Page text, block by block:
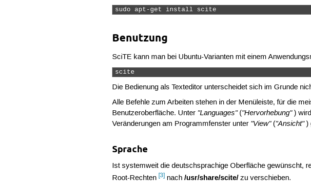
sudo apt-get install scite
Benutzung
SciTE kann man bei Ubuntu-Varianten mit einem
scite
Die Bedienung als Texteditor unterscheidet sich im Grunde
Alle Befehle zum Arbeiten stehen in der Menüleiste, für die
Benutzeroberfläche. Unter "Languages"("Hervorhebung")
Veränderungen am Programmfenster unter "View"("Ansicht")
Sprache
Ist systemweit die deutschsprachige Oberfläche gewünscht,
Root-Rechten[3] nach/usr/share/scite/ zu verschieben.